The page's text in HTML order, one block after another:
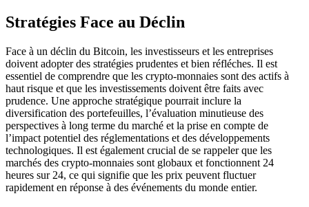
Stratégies Face au Déclin
Face à un déclin du Bitcoin, les investisseurs et les entreprises
doivent adopter des stratégies prudentes et bien réfléches. Il est
essentiel de comprendre que les crypto-monnaies sont des actifs à
haut risque et que les investissements doivent être faits avec
prudence. Une approche stratégique pourrait inclure la
diversification des portefeuilles, l’évaluation minutieuse des
perspectives à long terme du marché et la prise en compte de
l’impact potentiel des réglementations et des développements
technologiques. Il est également crucial de se rappeler que les
marchés des crypto-monnaies sont globaux et fonctionnent 24
heures sur 24, ce qui signifie que les prix peuvent fluctuer
rapidement en réponse à des événements du monde entier.